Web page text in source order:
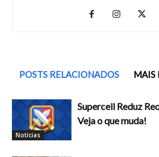
POSTS RELACIONADOS MAIS
Notícias
Supercell Reduz
Veja o que muda!